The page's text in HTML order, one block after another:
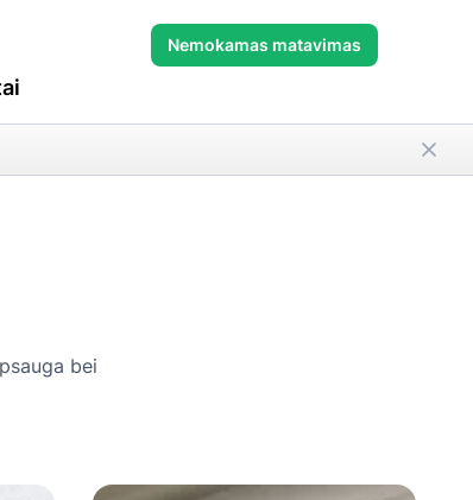
Nemokamas matavimas
bei
–
Tinkleliai nuo vabzdžių leidžia
mėgautis gaiviu oru namuose be
kuo skiriasi tinkleliai-rėmeliai, roletai,
pasirinkti tinkamiausią montavimo